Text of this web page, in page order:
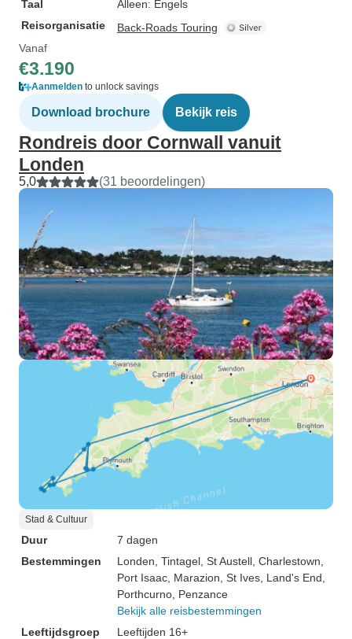
Taal
Alleen: Engels
Reisorganisatie
Back-Roads Touring
Vanaf
€3.190
Aanmelden to unlock savings
Download brochure Bekijk reis
Rondreis door Cornwall vanuit
Londen
5,0 (31 beoordelingen)
Stad & Cultuur
Duur
7 dagen
Bestemmingen
Londen , Tintagel , St Austell , Charlestown
Port Isaac , Marazion , St Ives , Land's End
Porthcurno , Penzance
Bekijk alle reisbestemmingen
Leeftijdsgroep
Leeftijden 16+